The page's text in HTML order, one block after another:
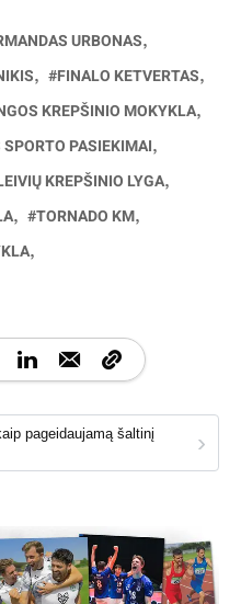
URBONAS
FINALO KETVERTAS
KREPŠINIO MOKYKLA
PASIEKIMAI
KREPŠINIO LYGA
TORNADO KM
pageidaujamą šaltinį
›